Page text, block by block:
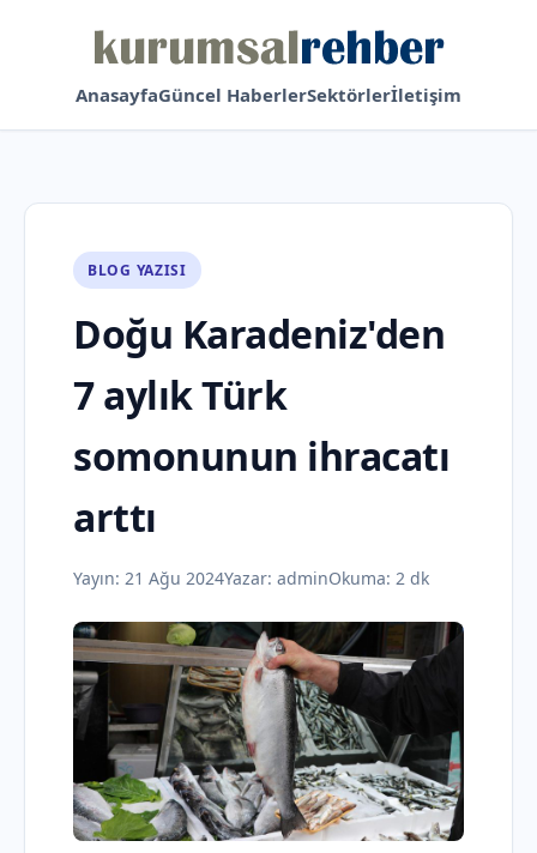
AnasayfaGüncel HaberlerSektörlerİletişim
BLOG YAZISI
Doğu Karadeniz'den
7 aylık Türk
somonunun ihracatı
arttı
Yayın: 21 Ağu 2024Yazar: adminOkuma: 2 dk